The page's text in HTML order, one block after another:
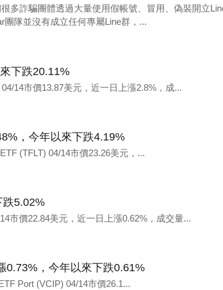
很多詐騙團體透過大量使用假帳號、冒用、偽裝開立
團隊並沒有成立任何專屬Line群，...
下跌20.11%
14市價13.87美元，近一日上漲2.8%，成...
，今年以來下跌4.19%
(TFLT) 04/14市價23.26美元，...
跌5.02%
市價22.84美元，近一日上漲0.62%，成交量...
0.73%，今年以來下跌0.61%
Port (VCIP) 04/14市價26.1...